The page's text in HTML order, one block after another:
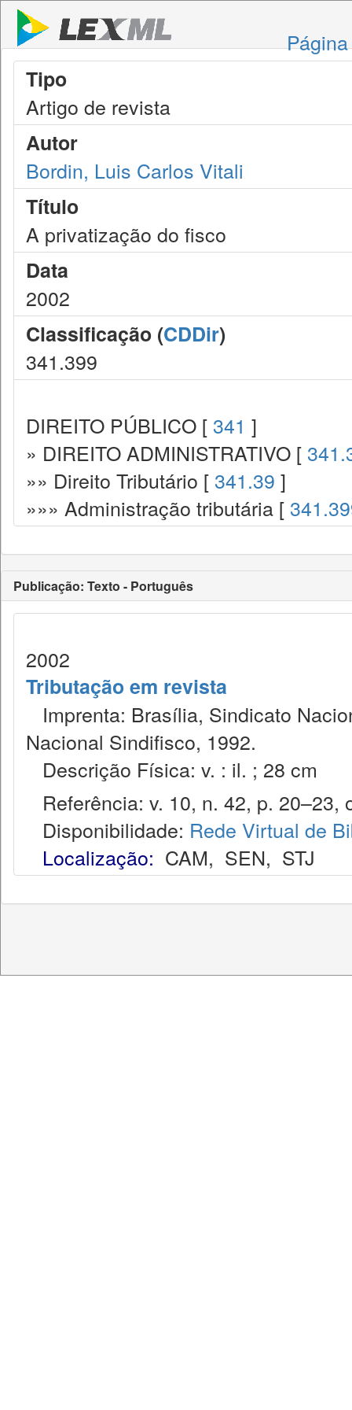
Tipo
Artigo de revista
Autor
Bordin, Luis Carlos Vitali
Título
A privatização do fisco
Data
2002
Classificação (CDDir)
341.399
DIREITO PÚBLICO [ 341 ]
» DIREITO ADMINISTRATIVO [
»» Direito Tributário [ 341.39 ]
»»» Administração tributária [
Publicação: Texto - Português
2002
Tributação em revista
Imprenta: Brasília, Sindicato
Nacional Sindifisco, 1992.
Descrição Física: v. : il. ; 28 cm
Referência: v. 10, n. 42, p. 20–23,
Disponibilidade: Rede Virtual de
Localização: CAM, SEN, STJ